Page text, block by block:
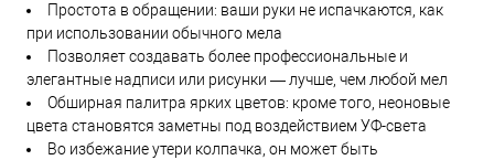
Простота в обращении: ваши руки не испачкаются, как
при использовании обычного мела
Позволяет создавать более профессиональные и
элегантные надписи или рисунки — лучше, чем любой мел
Обширная палитра ярких цветов: кроме того, неоновые
цвета становятся заметны под воздействием УФ-света
Во избежание утери колпачка, он может быть